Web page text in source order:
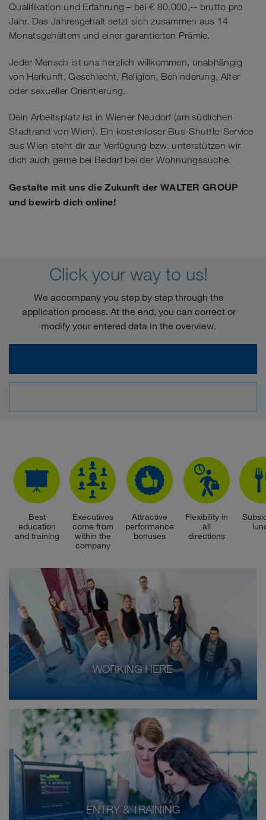
Qualifikation und Erfahrung – bei € 80.000,-- brutto pro
Jahr. Das Jahresgehalt setzt sich zusammen aus 14
Monatsgehältern und einer garantierten Prämie.
Jeder Mensch ist uns herzlich willkommen, unabhängig
von Herkunft, Geschlecht, Religion, Behinderung, Alter
oder sexueller Orientierung.
Dein Arbeitsplatz ist in Wiener Neudorf (am südlichen
Stadtrand von Wien). Ein kostenloser Bus-Shuttle-Service
aus Wien steht dir zur Verfügung bzw. unterstützen wir
dich auch gerne bei Bedarf bei der Wohnungssuche.
Gestalte mit uns die Zukunft der WALTER GROUP
und bewirb dich online!
Click your way to us!
We accompany you step by step through the
application process. At the end, you can correct or
modify your entered data in the overview.
Best
education
and training
Executives
come from
within the
company
Attractive
performance
bonuses
Flexibility in
all
directions
WORKING HERE
ENTRY & TRAINING